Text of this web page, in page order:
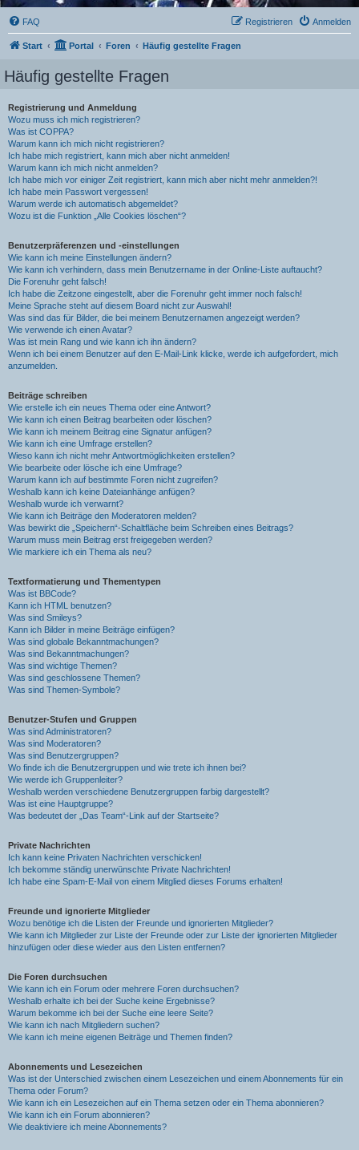
FAQ Anmelden
Registrieren
Start Portal Foren Häufig gestellte Fragen
Häufig gestellte Fragen
Registrierung und Anmeldung
Wozu muss ich mich registrieren?
Was ist COPPA?
Warum kann ich mich nicht registrieren?
Ich habe mich registriert, kann mich aber nicht anmelden!
Warum kann ich mich nicht anmelden?
Ich habe mich vor einiger Zeit registriert, kann mich aber nicht mehr anmelden?!
Ich habe mein Passwort vergessen!
Warum werde ich automatisch abgemeldet?
Wozu ist die Funktion „Alle Cookies löschen“?
Benutzerpräferenzen und -einstellungen
Wie kann ich meine Einstellungen ändern?
Wie kann ich verhindern, dass mein Benutzername in der Online-Liste auftaucht?
Die Forenuhr geht falsch!
Ich habe die Zeitzone eingestellt, aber die Forenuhr geht immer noch falsch!
Meine Sprache steht auf diesem Board nicht zur Auswahl!
Was sind das für Bilder, die bei meinem Benutzernamen angezeigt werden?
Wie verwende ich einen Avatar?
Was ist mein Rang und wie kann ich ihn ändern?
Wenn ich bei einem Benutzer auf den E-Mail-Link klicke, werde ich aufgefordert, mich
anzumelden.
Beiträge schreiben
Wie erstelle ich ein neues Thema oder eine Antwort?
Wie kann ich einen Beitrag bearbeiten oder löschen?
Wie kann ich meinem Beitrag eine Signatur anfügen?
Wie kann ich eine Umfrage erstellen?
Wieso kann ich nicht mehr Antwortmöglichkeiten erstellen?
Wie bearbeite oder lösche ich eine Umfrage?
Warum kann ich auf bestimmte Foren nicht zugreifen?
Weshalb kann ich keine Dateianhänge anfügen?
Weshalb wurde ich verwarnt?
Wie kann ich Beiträge den Moderatoren melden?
Was bewirkt die „Speichern“-Schaltfläche beim Schreiben eines Beitrags?
Warum muss mein Beitrag erst freigegeben werden?
Wie markiere ich ein Thema als neu?
Textformatierung und Thementypen
Was ist BBCode?
Kann ich HTML benutzen?
Was sind Smileys?
Kann ich Bilder in meine Beiträge einfügen?
Was sind globale Bekanntmachungen?
Was sind Bekanntmachungen?
Was sind wichtige Themen?
Was sind geschlossene Themen?
Was sind Themen-Symbole?
Benutzer-Stufen und Gruppen
Was sind Administratoren?
Was sind Moderatoren?
Was sind Benutzergruppen?
Wo finde ich die Benutzergruppen und wie trete ich ihnen bei?
Wie werde ich Gruppenleiter?
Weshalb werden verschiedene Benutzergruppen farbig dargestellt?
Was ist eine Hauptgruppe?
Was bedeutet der „Das Team“-Link auf der Startseite?
Private Nachrichten
Ich kann keine Privaten Nachrichten verschicken!
Ich bekomme ständig unerwünschte Private Nachrichten!
Ich habe eine Spam-E-Mail von einem Mitglied dieses Forums erhalten!
Freunde und ignorierte Mitglieder
Wozu benötige ich die Listen der Freunde und ignorierten Mitglieder?
Wie kann ich Mitglieder zur Liste der Freunde oder zur Liste der ignorierten Mitglieder
hinzufügen oder diese wieder aus den Listen entfernen?
Die Foren durchsuchen
Wie kann ich ein Forum oder mehrere Foren durchsuchen?
Weshalb erhalte ich bei der Suche keine Ergebnisse?
Warum bekomme ich bei der Suche eine leere Seite?
Wie kann ich nach Mitgliedern suchen?
Wie kann ich meine eigenen Beiträge und Themen finden?
Abonnements und Lesezeichen
Was ist der Unterschied zwischen einem Lesezeichen und einem Abonnements für ein
Thema oder Forum?
Wie kann ich ein Lesezeichen auf ein Thema setzen oder ein Thema abonnieren?
Wie kann ich ein Forum abonnieren?
Wie deaktiviere ich meine Abonnements?